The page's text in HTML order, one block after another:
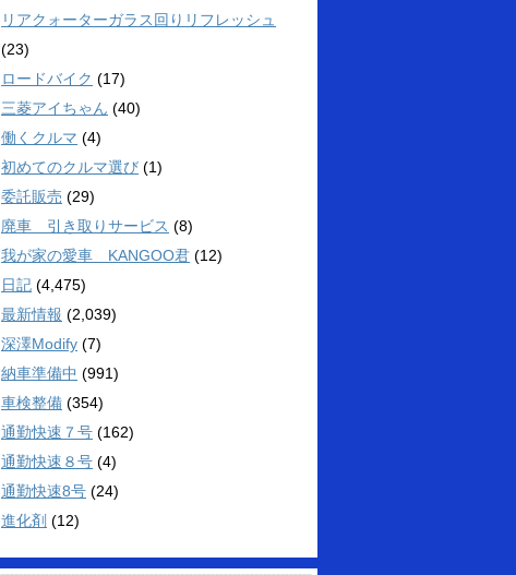
リアクォーターガラス回りリフレッシュ
(23)
ロードバイク (17)
三菱アイちゃん (40)
働くクルマ (4)
初めてのクルマ選び (1)
委託販売 (29)
廃車 引き取りサービス (8)
我が家の愛車 KANGOO君 (12)
日記 (4,475)
最新情報 (2,039)
深澤Modify (7)
納車準備中 (991)
車検整備 (354)
通勤快速７号 (162)
通勤快速８号 (4)
通勤快速8号 (24)
進化剤 (12)